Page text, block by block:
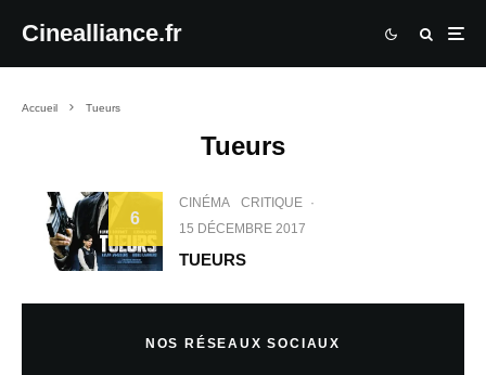
Cinealliance.fr
Accueil Tueurs
Tueurs
6
CINÉMA CRITIQUE ·
15 DÉCEMBRE 2017
TUEURS
NOS RÉSEAUX SOCIAUX